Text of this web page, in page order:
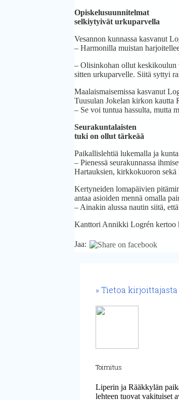
Opiskelusuunnitelmat
selkiytyivät urkuparvella
Vesannon kunnassa kasvanut
– Harmonilla muistan
– Olisinkohan ollut keskikoulun
sitten urkuparvelle. Siitä syttyi
Maalaismaisemissa kasvanut
Tuusulan Jokelan kirkon kautta
– Se voi tuntua hassulta, mutta
Seurakuntalaisten
tuki on ollut tärkeää
Paikallislehtiä lukemalla ja
– Pienessä seurakunnassa
Hartauksien, kirkkokuoron sekä
Kertyneiden lomapäivien
antaa asioiden mennä omalla
– Ainakin alussa nautin siitä,
Kanttori Annikki Logrén kertoo
Jaa:
Tietoa kirjoittajasta
Toimitus
Liperin ja Rääkkylän
lehteen tuovat vakituiset